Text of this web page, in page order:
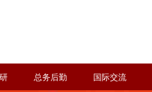
总务后勤 国际交流